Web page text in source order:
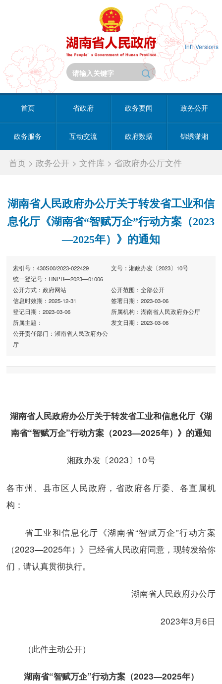
Int'l Versions
首页 省政府 政务要闻 政务公开
政务服务 互动交流 政府数据 锦绣潇湘
首页 >政务公开 >文件库 > 省政府办公厅文件
湖南省人民政府办公厅关于转发省工业和信
息化厅《湖南省“智赋万企”行动方案（2023
—2025年）》的通知
索引号：430S00/2023-022429
文号：湘政办发〔2023〕10号
统一登记号：HNPR—2023—01006
公开方式：政府网站
公开范围：全部公开
信息时效期：2025-12-31
签署日期：2023-03-06
登记日期：2023-03-06
所属机构：湖南省人民政府办公厅
所属主题：
发文日期：2023-03-06
公开责任部门：湖南省人民政府办公
厅
湖南省人民政府办公厅关于转发省工业和信息化厅《湖
南省“智赋万企”行动方案（2023—2025年）》的通知
湘政办发〔2023〕10号
各市州、县市区人民政府，省政府各厅委、各直属机
构：
省工业和信息化厅《湖南省“智赋万企”行动方案
（2023—2025年）》已经省人民政府同意，现转发给你
们，请认真贯彻执行。
湖南省人民政府办公厅
2023年3月6日
（此件主动公开）
湖南省“智赋万企”行动方案（2023—2025年）